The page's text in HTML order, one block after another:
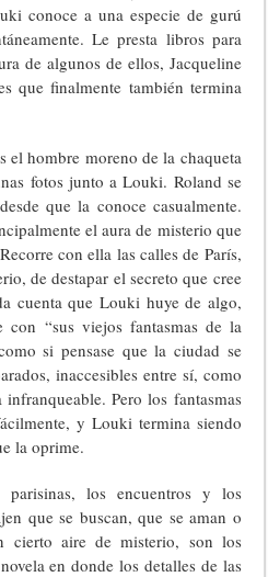
conoce a una especie de gurú
Le presta libros para
de algunos de ellos, Jacqueline
que finalmente también termina
el hombre moreno de la chaqueta
fotos junto a Louki. Roland se
que la conoce casualmente.
el aura de misterio que
con ella las calles de París,
de destapar el secreto que cree
cuenta que Louki huye de algo,
con “sus viejos fantasmas de la
si pensase que la ciudad se
inaccesibles entre sí, como
Pero los fantasmas
y Louki termina siendo
la oprime.
los encuentros y los
que se buscan, que se aman o
cierto aire de misterio, son los
en donde los detalles de las